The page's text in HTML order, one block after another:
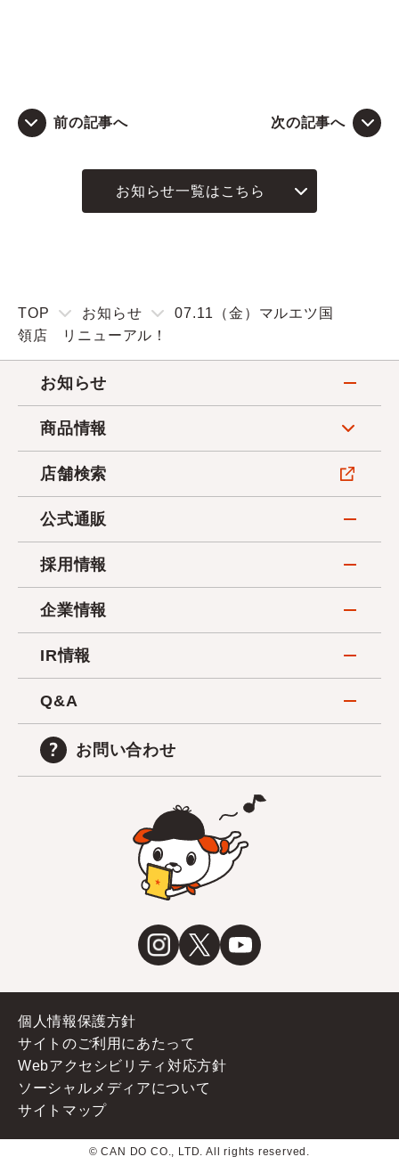
前の記事へ 次の記事へ
お知らせ一覧はこちら
TOP お知らせ
07.11（金）マルエツ国
領店 リニューアル！
お知らせ
商品情報
店舗検索
公式通販
採用情報
企業情報
IR情報
Q&A
お問い合わせ
個人情報保護方針
サイトのご利用にあたって
Webアクセシビリティ対応方針
ソーシャルメディアについて
サイトマップ
© CAN DO CO., LTD. All rights reserved.